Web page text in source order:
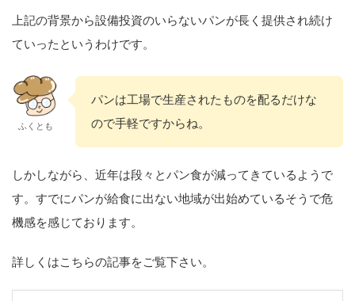
上記の背景から設備投資のいらないパンが長く提供され続け
ていったというわけです。
ふくとも
パンは工場で生産されたものを配るだけな
ので手軽ですからね。
しかしながら、近年は段々とパン食が減ってきているようで
す。すでにパンが給食に出ない地域が出始めているそうで危
機感を感じております。
詳しくはこちらの記事をご覧下さい。